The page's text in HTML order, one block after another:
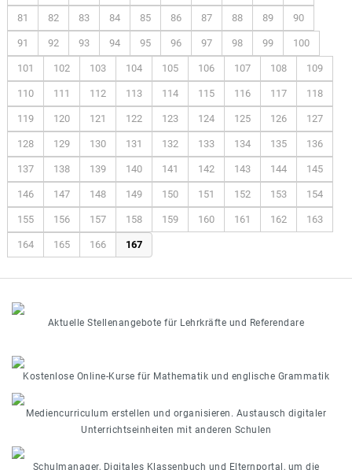
81 82 83 84 85 86 87 88 89 90
91 92 93 94 95 96 97 98 99 100
101 102 103 104 105 106 107 108 109
110 111 112 113 114 115 116 117 118
119 120 121 122 123 124 125 126 127
128 129 130 131 132 133 134 135 136
137 138 139 140 141 142 143 144 145
146 147 148 149 150 151 152 153 154
155 156 157 158 159 160 161 162 163
164 165 166 167
Aktuelle Stellenangebote für Lehrkräfte und Referendare
Kostenlose Online-Kurse für Mathematik und englische Grammatik
Mediencurriculum erstellen und organisieren. Austausch digitaler
Unterrichtseinheiten mit anderen Schulen
Schulmanager, Digitales Klassenbuch und Elternportal, um die